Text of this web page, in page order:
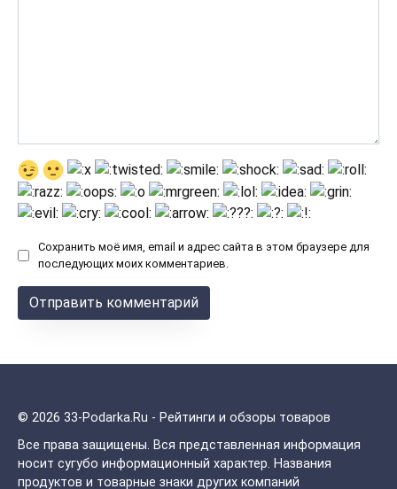
Сохранить моё имя, email и адрес сайта в этом браузере для
последующих моих комментариев.
© 2026 33-Podarka.Ru - Рейтинги и обзоры товаров
Все права защищены. Вся представленная информация
носит сугубо информационный характер. Названия
продуктов и товарные знаки других компаний